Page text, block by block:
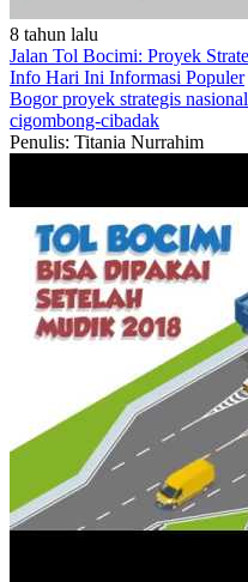
8 tahun lalu
Jalan Tol Bocimi: Proyek
Info Hari Ini Informasi Populer
Bogorproyek strategis nasional
cigombong-cibadak
Penulis: Titania Nurrahim